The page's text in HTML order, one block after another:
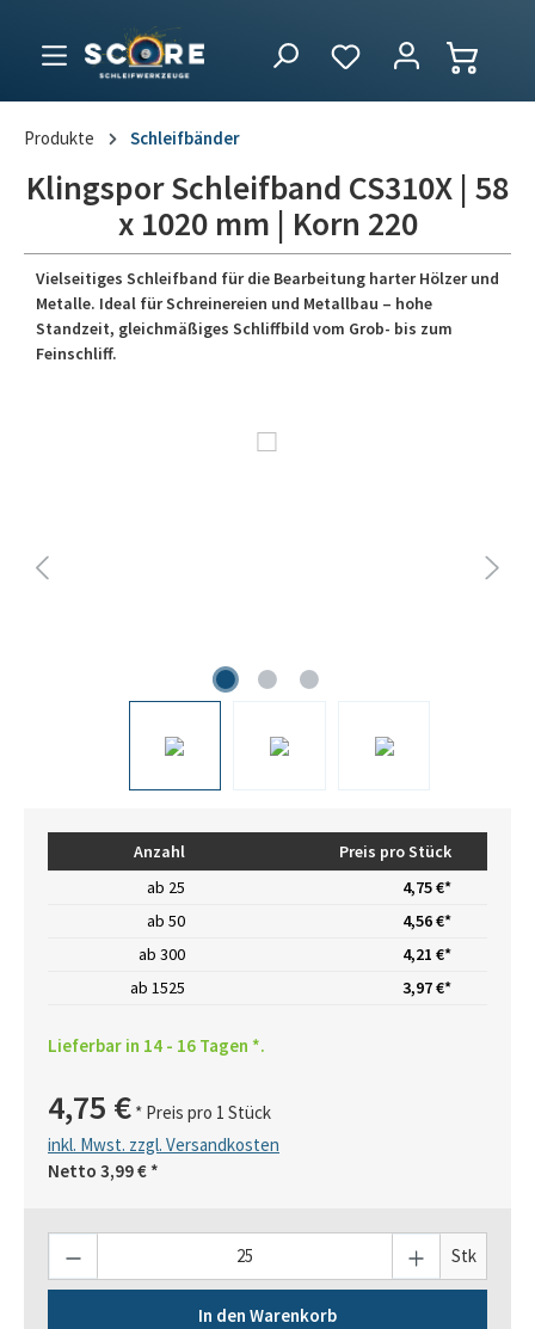
Produkte Schleifbänder
Klingspor Schleifband CS310X | 58
x 1020 mm | Korn 220
Vielseitiges Schleifband für die Bearbeitung harter Hölzer und
Metalle. Ideal für Schreinereien und Metallbau – hohe
Standzeit, gleichmäßiges Schliffbild vom Grob- bis zum
Feinschliff.
Anzahl
Preis pro Stück
ab 25
4,75 €*
ab 50
4,56 €*
ab 300
4,21 €*
ab 1525 3,97 €*
Lieferbar in 14 - 16 Tagen *.
4,75 € * Preis pro 1 Stück
inkl. Mwst. zzgl. Versandkosten
Netto 3,99 € *
Stk
In den Warenkorb